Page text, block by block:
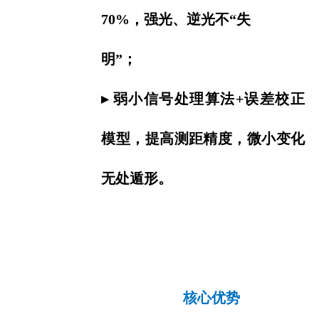
70%，强光、逆光不“失
明”；
▸ 弱小信号处理算法+误差校正
模型，提高测距精度，微小变化
无处遁形。
核心优势